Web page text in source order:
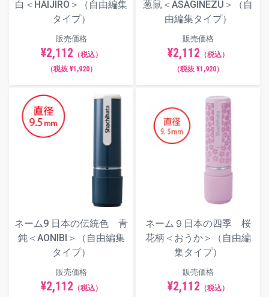
白＜HAIJIRO＞（自由編集
タイプ）
販売価格
¥2,112 （税込）
（税抜 ¥1,920）
葱鼠＜ASAGINEZU＞（自
由編集タイプ）
販売価格
¥2,112 （税込）
（税抜 ¥1,920）
ネーム9 日本の伝統色 青
鈍＜AONIBI＞（自由編集
タイプ）
販売価格
¥2,112 （税込）
ネーム９日本の四季 桜
花柄＜おうか＞（自由編
集タイプ）
販売価格
¥2,112 （税込）